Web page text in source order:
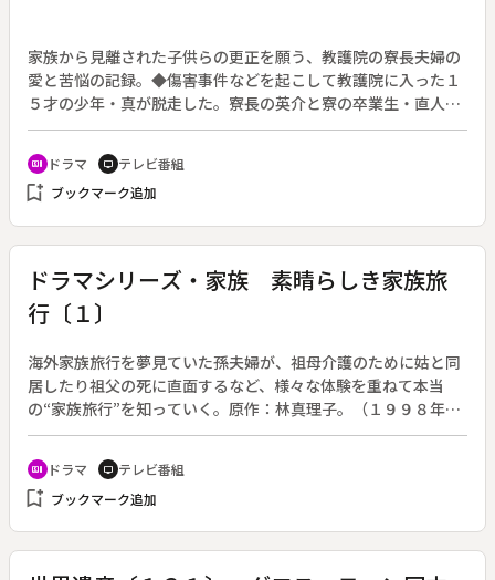
家族から見離された子供らの更正を願う、教護院の寮長夫婦の
愛と苦悩の記録。◆傷害事件などを起こして教護院に入った１
５才の少年・真が脱走した。寮長の英介と寮の卒業生・直人
は、真が幼い頃に住んでいた家で彼を発見した。直人はかつて
自分も同じ境遇だったことを真に打ち明ける。そんな中、寮
母・加奈子の看護も空しく、寮生の少年が病死する。
recent_actors ドラマ tv テレビ番組
bookmark_add ブックマーク追加
ドラマシリーズ・家族 素晴らしき家族旅
行〔１〕
海外家族旅行を夢見ていた孫夫婦が、祖母介護のために姑と同
居したり祖父の死に直面するなど、様々な体験を重ねて本当
の“家族旅行”を知っていく。原作：林真理子。（１９９８年７
月１日～９月１６日放送）◆第１回。菊池幸子（泉ピン子）と
１２歳年下の忠紘（野村宏伸）夫婦は、忠紘の祖母・淑子（丹
阿弥谷津子）がリウマチを患って介護が必要になったことか
ら、両親の許に引っ越すことになった。両親の保文（竜雷太）
をしようとしない。三代に渡る嫁姑、親子、兄弟、叔父、叔母
たちはこの課題をめぐり、対立を繰り返していく。
recent_actors ドラマ tv テレビ番組
bookmark_add ブックマーク追加